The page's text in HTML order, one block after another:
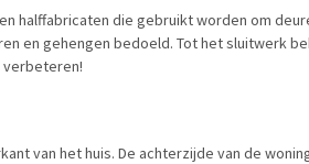
halffabricaten die gebruikt worden om
en gehengen bedoeld. Tot het sluitwerk
verbeteren!
van het huis. De achterzijde van de